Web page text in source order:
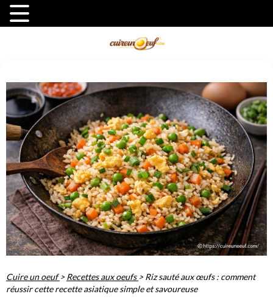
Cuire un oeuf >Recettes aux oeufs >Riz sauté aux œufs : comment
réussir cette recette asiatique simple et savoureuse